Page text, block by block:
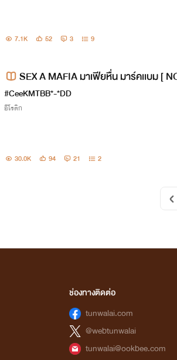
7.1K 52 3 9
SEX A MAFIA มาเฟียหื่น มาร์คเเบม [
#CeeKMTBB*-*DD
อีโรติก
30.0K 94 21 2
ช่องทางติดต่อ
tunwalai.com
@webtunwalai
tunwalai@ookbee.com